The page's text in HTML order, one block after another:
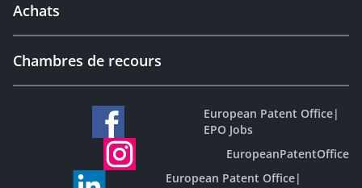
Achats
Chambres de recours
European Patent Office|
EPO Jobs
EuropeanPatentOffice
European Patent Office|